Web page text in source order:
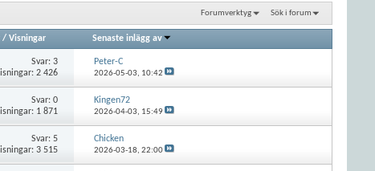
Forumverktyg Sök i forum
/ Visningar Senaste inlägg av
Svar:3
2 426
Peter-C
2026-05-03, 10:42
Svar:0
1 871
Kingen72
2026-04-03, 15:49
Svar:5
3 515
Chicken
2026-03-18, 22:00